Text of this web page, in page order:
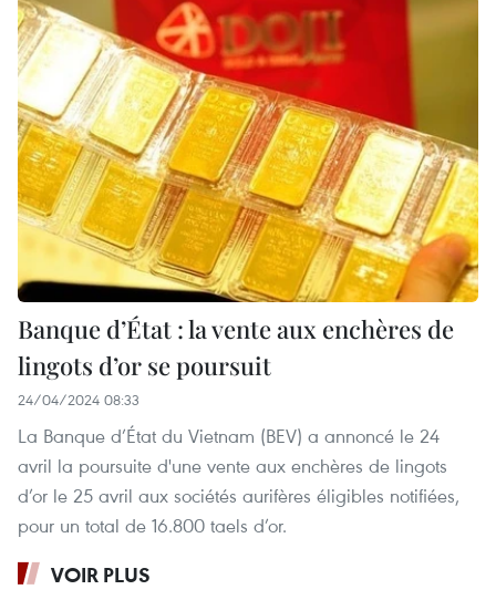
Banque d’État : la vente aux enchères de
lingots d’or se poursuit
24/04/2024 08:33
La Banque d’État du Vietnam (BEV) a annoncé le 24
avril la poursuite d'une vente aux enchères de lingots
d’or le 25 avril aux sociétés aurifères éligibles notifiées,
pour un total de 16.800 taels d’or.
VOIR PLUS